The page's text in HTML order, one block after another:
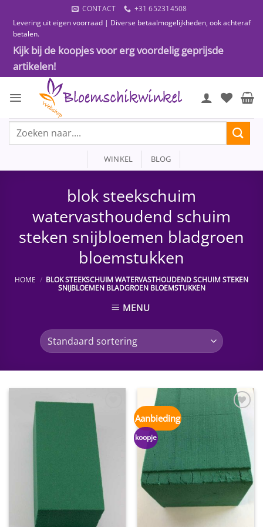
naar
inhoud
CONTACT
+31 652314508
Levering uit eigen voorraad | Diverse betaalmogelijkheden, ook achteraf
betalen.
Kijk bij de koopjes voor erg voordelig geprijsde
artikelen!
Zoeken
WINKEL BLOG
blok steekschuim
watervasthoudend schuim
steken snijbloemen bladgroen
bloemstukken
HOME / BLOK STEEKSCHUIM WATERVASTHOUDEND SCHUIM STEKEN
SNIJBLOEMEN BLADGROEN BLOEMSTUKKEN
MENU
Toevoegen
wenslijst
Aanbieding
koopje
Toevoegen
wenslijst